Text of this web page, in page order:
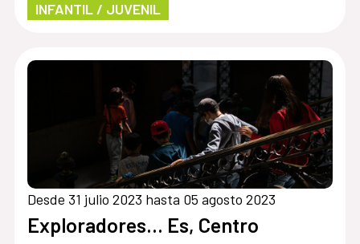
INFANTIL / JUVENIL
Desde 31 julio 2023 hasta 05 agosto 2023
Exploradores… Es, Centro